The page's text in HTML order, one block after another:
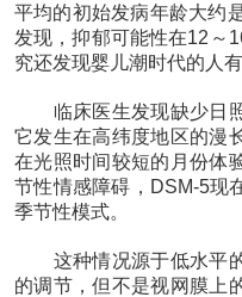
平均的初始发病年龄大约
发现，抑郁可能性在12～
究还发现婴儿潮时代的人
临床医生发现缺少日照
它发生在高纬度地区的漫
在光照时间较短的月份体
节性情感障碍，DSM-5现
季节性模式。
这种情况源于低水平的
的调节，但不是视网膜上